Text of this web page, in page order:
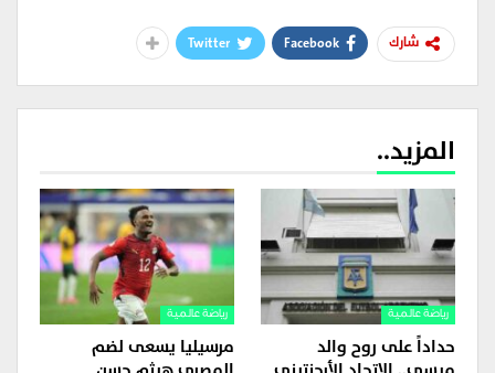
شارك Facebook
Twitter
المزيد..
رياضة عالمية
حداداً على روح والد
رياضة عالمية
مرسيليا يسعى لضم